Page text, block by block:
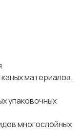
материалов.
упаковочных
многослойных